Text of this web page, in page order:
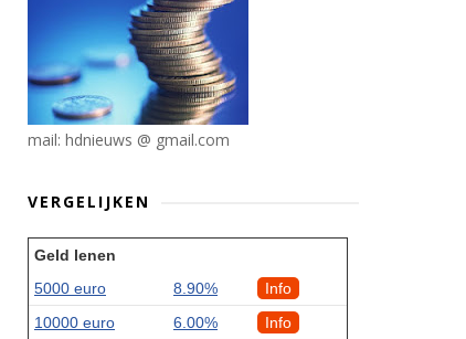
mail: hdnieuws @ gmail.com
VERGELIJKEN
Geld lenen
5000 euro
8.90%
Info
10000 euro
6.00%
Info